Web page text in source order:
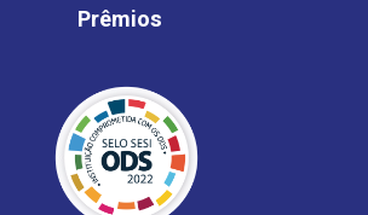
Prêmios